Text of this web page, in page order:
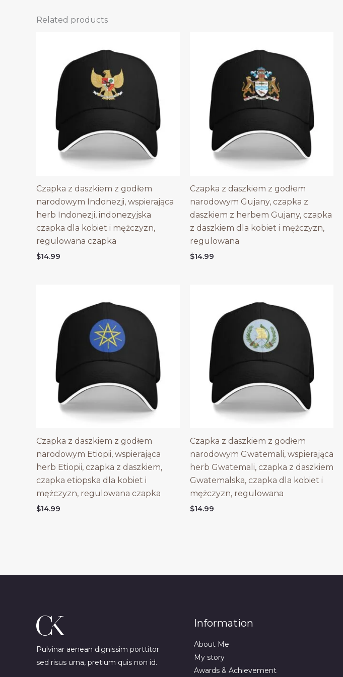
Related products
Czapka z daszkiem z godłem
narodowym Indonezji, wspierająca
herb Indonezji, indonezyjska
czapka dla kobiet i mężczyzn,
regulowana czapka
$14.99
Czapka z daszkiem z godłem
narodowym Gujany, czapka z
daszkiem z herbem Gujany, czapka
z daszkiem dla kobiet i mężczyzn,
regulowana
$14.99
Czapka z daszkiem z godłem
narodowym Etiopii, wspierająca
herb Etiopii, czapka z daszkiem,
czapka etiopska dla kobiet i
mężczyzn, regulowana czapka
$14.99
Czapka z daszkiem z godłem
narodowym Gwatemali, wspierająca
herb Gwatemali, czapka z daszkiem
Gwatemalska, czapka dla kobiet i
mężczyzn, regulowana
$14.99
Pulvinar aenean dignissim porttitor
sed risus urna, pretium quis non id.
Information
About Me
My story
Awards & Achievement